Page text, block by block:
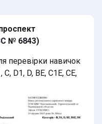
№ 6843)
навичок
D1, D, BE, C1E, CE,